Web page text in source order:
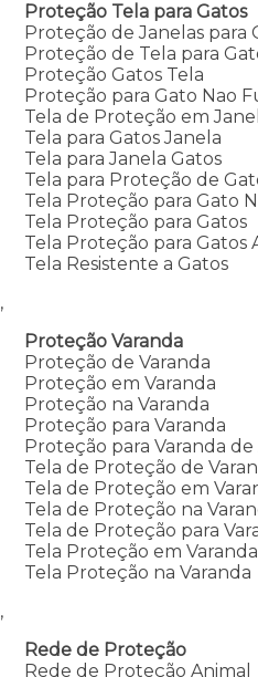
Proteção Tela para Gatos
Proteção de Janelas para
Proteção de Tela para
Proteção Gatos Tela
Proteção para Gato Nao
Tela de Proteção em
Tela para Gatos Janela
Tela para Janela Gatos
Tela para Proteção de
Tela Proteção para Gato
Tela Proteção para Gatos
Tela Proteção para Gatos
Tela Resistente a Gatos
,
Proteção Varanda
Proteção de Varanda
Proteção em Varanda
Proteção na Varanda
Proteção para Varanda
Proteção para Varanda
Tela de Proteção de
Tela de Proteção em
Tela de Proteção na
Tela de Proteção para
Tela Proteção em Varanda
Tela Proteção na Varanda
,
Rede de Proteção
Rede de Proteção Animal